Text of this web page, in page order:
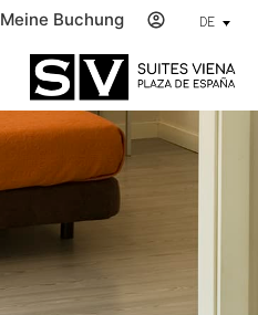
Meine Buchung DE